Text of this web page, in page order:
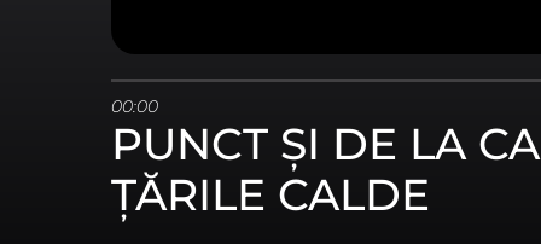
00:00
PUNCT ȘI DE LA
ȚĂRILE CALDE
FIŞIERE COOKIE
Aceste module cookie
dumneavoastră, atât
Vizualizarea modulelor